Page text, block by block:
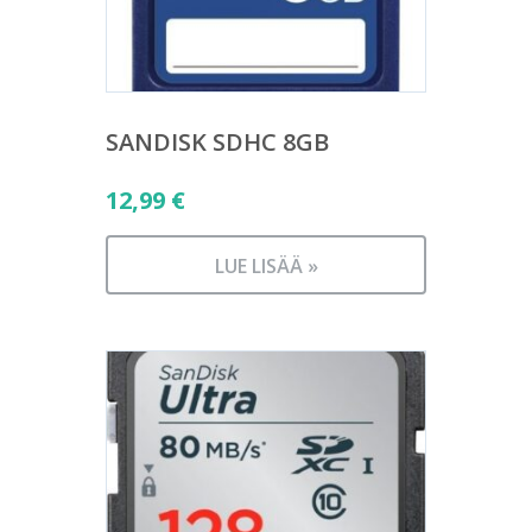
SANDISK SDHC 8GB
12,99 €
LUE LISÄÄ »